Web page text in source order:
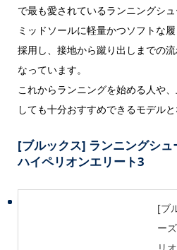
で最も愛されているランニングシュ
ミッドソールに軽量かつソフトな
採用し、接地から蹴り出しまでの
なっています。
これからランニングを始める人や
しても十分おすすめできるモデルと
[ブルックス] ランニングシ
ハイペリオンエリート3
[ブ
ー
リ